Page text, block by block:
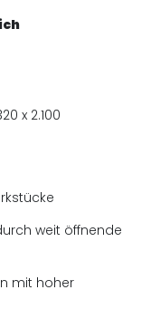
x 2.100
weit öffnende
mit hoher